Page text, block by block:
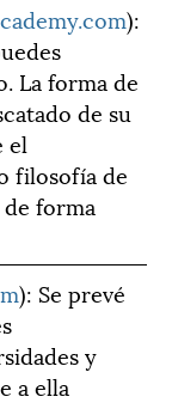
):
La forma de
de su
el
filosofía de
forma
): Se prevé
y
a ella